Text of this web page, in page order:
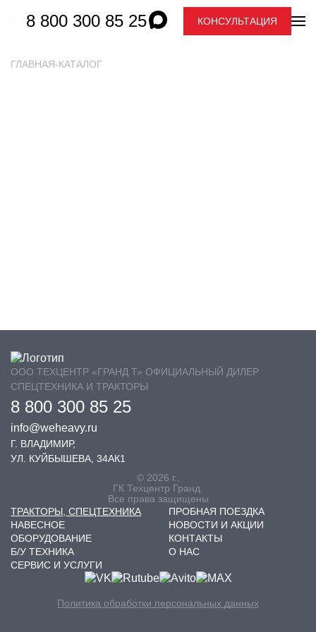
8 800 300 85 25 КОНСУЛЬТАЦИЯ
ГЛАВНАЯ КАТАЛОГ
ООО ТЕХЦЕНТР «ГРАНД Т» ОФИЦИАЛЬНЫЙ ДИЛЕР
СПЕЦТЕХНИКА И ТРАКТОРЫ
8 800 300 85 25
info@weheavy.ru
Г. ВЛАДИМИР,
УЛ. КУЙБЫШЕВА, 34АК1
© 2026 г.,
ГК Техцентр Гранд.
Все права защищены
ТРАКТОРЫ, СПЕЦТЕХНИКА
НАВЕСНОЕ
ОБОРУДОВАНИЕ
Б/У ТЕХНИКА
СЕРВИС И УСЛУГИ
ПРОБНАЯ ПОЕЗДКА
НОВОСТИ И АКЦИИ
КОНТАКТЫ
О НАС
Политика обработки персональных данных